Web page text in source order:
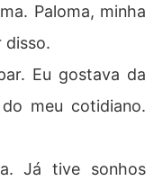
Paloma, minha
disso.
Eu gostava da
meu cotidiano.
Já tive sonhos